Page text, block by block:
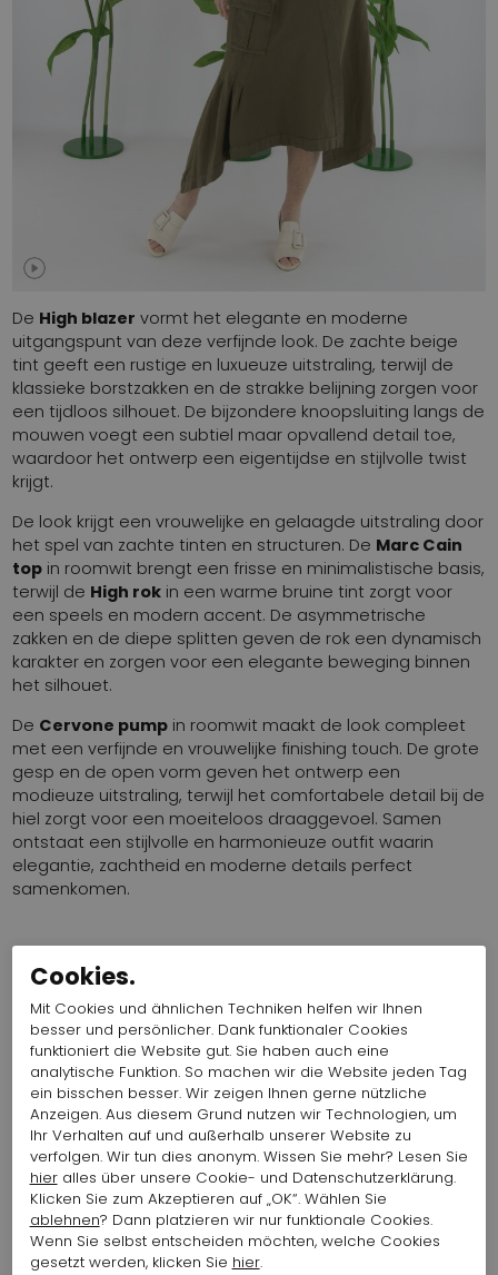
De High blazer vormt het elegante en moderne
uitgangspunt van deze verfijnde look. De zachte beige
tint geeft een rustige en luxueuze uitstraling, terwijl de
klassieke borstzakken en de strakke belijning zorgen voor
een tijdloos silhouet. De bijzondere knoopsluiting langs de
mouwen voegt een subtiel maar opvallend detail toe,
waardoor het ontwerp een eigentijdse en stijlvolle twist
krijgt.
De look krijgt een vrouwelijke en gelaagde uitstraling door
het spel van zachte tinten en structuren. De Marc Cain
top in roomwit brengt een frisse en minimalistische basis,
terwijl de High rok in een warme bruine tint zorgt voor
een speels en modern accent. De asymmetrische
zakken en de diepe splitten geven de rok een dynamisch
karakter en zorgen voor een elegante beweging binnen
het silhouet.
De Cervone pump in roomwit maakt de look compleet
met een verfijnde en vrouwelijke finishing touch. De grote
gesp en de open vorm geven het ontwerp een
modieuze uitstraling, terwijl het comfortabele detail bij de
hiel zorgt voor een moeiteloos draaggevoel. Samen
ontstaat een stijlvolle en harmonieuze outfit waarin
elegantie, zachtheid en moderne details perfect
samenkomen.
MARC CAIN TOP 112 AC 61.39 J14
Artikelnummer : 16031-1049
Farbe: Creme Weiß
103,94 $
HIGH ROCK 565 FRIGATE H20002-
05E61
Artikelnummer : 16108-1026
Farbe: Braun
341,05 $ 170,52 $
Cookies.
Mit Cookies und ähnlichen Techniken helfen wir Ihnen
besser und persönlicher. Dank funktionaler Cookies
funktioniert die Website gut. Sie haben auch eine
analytische Funktion. So machen wir die Website jeden Tag
ein bisschen besser. Wir zeigen Ihnen gerne nützliche
Anzeigen. Aus diesem Grund nutzen wir Technologien, um
Ihr Verhalten auf und außerhalb unserer Website zu
verfolgen. Wir tun dies anonym. Wissen Sie mehr? Lesen Sie
hieralles über unsere Cookie- und Datenschutzerklärung.
Klicken Sie zum Akzeptieren auf „OK“. Wählen Sie
ablehnen? Dann platzieren wir nur funktionale Cookies.
Wenn Sie selbst entscheiden möchten, welche Cookies
gesetzt werden, klicken Sie hier.